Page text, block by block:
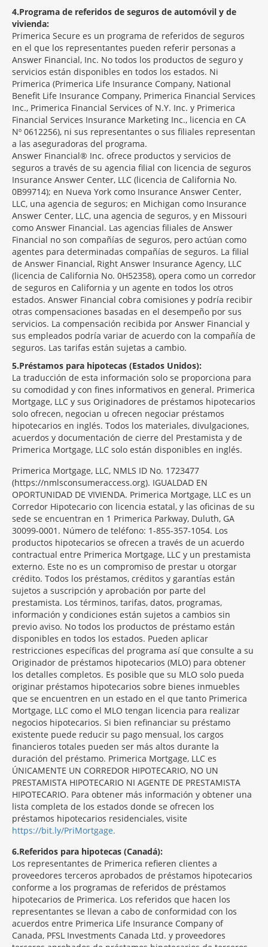
4 Programa de referidos de seguros de automóvil y de
vivienda:
Primerica Secure es un programa de referidos de seguros
en el que los representantes pueden referir personas a
Answer Financial, Inc. No todos los productos de seguro y
servicios están disponibles en todos los estados. Ni
Primerica (Primerica Life Insurance Company, National
Benefit Life Insurance Company, Primerica Financial Services
Inc., Primerica Financial Services of N.Y. Inc. y Primerica
Financial Services Insurance Marketing Inc., licencia en CA
Nº 0612256), ni sus representantes o sus filiales representan
a las aseguradoras del programa.
Answer Financial® Inc. ofrece productos y servicios de
seguros a través de su agencia filial con licencia de seguros
Insurance Answer Center, LLC (licencia de California No.
0B99714); en Nueva York como Insurance Answer Center,
LLC, una agencia de seguros; en Michigan como Insurance
Answer Center, LLC, una agencia de seguros, y en Missouri
como Answer Financial. Las agencias filiales de Answer
Financial no son compañías de seguros, pero actúan como
agentes para determinadas compañías de seguros. La filial
de Answer Financial, Right Answer Insurance Agency, LLC
(licencia de California No. 0H52358), opera como un corredor
de seguros en California y un agente en todos los otros
estados. Answer Financial cobra comisiones y podría recibir
otras compensaciones basadas en el desempeño por sus
servicios. La compensación recibida por Answer Financial y
sus empleados podría variar de acuerdo con la compañía de
seguros. Las tarifas están sujetas a cambio.
5 Préstamos para hipotecas (Estados Unidos):
La traducción de esta información solo se proporciona para
su comodidad y con fines informativos en general. Primerica
Mortgage, LLC y sus Originadores de préstamos hipotecarios
solo ofrecen, negocian u ofrecen negociar préstamos
hipotecarios en inglés. Todos los materiales, divulgaciones,
acuerdos y documentación de cierre del Prestamista y de
Primerica Mortgage, LLC solo están disponibles en inglés.
Primerica Mortgage, LLC, NMLS ID No. 1723477
(https://nmlsconsumeraccess.org). IGUALDAD EN
OPORTUNIDAD DE VIVIENDA. Primerica Mortgage, LLC es un
Corredor Hipotecario con licencia estatal, y las oficinas de su
sede se encuentran en 1 Primerica Parkway, Duluth, GA
30099-0001. Número de teléfono: 1-855-357-1054. Los
productos hipotecarios se ofrecen a través de un acuerdo
contractual entre Primerica Mortgage, LLC y un prestamista
externo. Este no es un compromiso de prestar u otorgar
crédito. Todos los préstamos, créditos y garantías están
sujetos a suscripción y aprobación por parte del
prestamista. Los términos, tarifas, datos, programas,
información y condiciones están sujetos a cambios sin
previo aviso. No todos los productos de préstamo están
disponibles en todos los estados. Pueden aplicar
restricciones específicas del programa así que consulte a su
Originador de préstamos hipotecarios (MLO) para obtener
los detalles completos. Es posible que su MLO solo pueda
originar préstamos hipotecarios sobre bienes inmuebles
que se encuentren en un estado en el que tanto Primerica
Mortgage, LLC como el MLO tengan licencia para realizar
negocios hipotecarios. Si bien refinanciar su préstamo
existente puede reducir su pago mensual, los cargos
financieros totales pueden ser más altos durante la
duración del préstamo. Primerica Mortgage, LLC es
ÚNICAMENTE UN CORREDOR HIPOTECARIO, NO UN
PRESTAMISTA HIPOTECARIO NI AGENTE DE PRESTAMISTA
HIPOTECARIO. Para obtener más información y obtener una
lista completa de los estados donde se ofrecen los
préstamos hipotecarios residenciales, visite
https://bit.ly/PriMortgage.
6 Referidos para hipotecas (Canadá):
Los representantes de Primerica refieren clientes a
proveedores terceros aprobados de préstamos hipotecarios
conforme a los programas de referidos de préstamos
hipotecarios de Primerica. Los referidos que hacen los
representantes se llevan a cabo de conformidad con los
acuerdos entre Primerica Life Insurance Company of
Canada, PFSL Investments Canada Ltd. y proveedores